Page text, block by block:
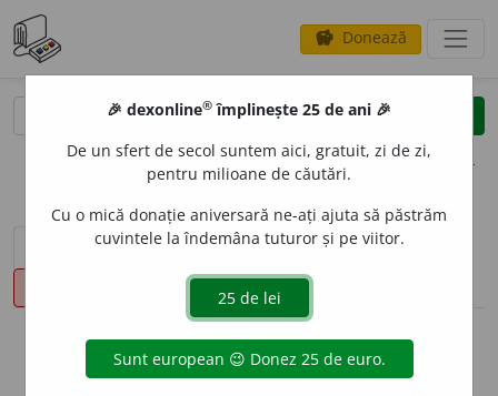
savings Donează
clear
opțiuni
sinteza definițiilor (1) definiții (20)
declinări
Aceste definiții sunt compilate de
echipa dexonline. Definițiile
🎉 dexonline® împlinește 25 de ani 🎉
De un sfert de secol suntem aici, gratuit, zi de zi,
pentru milioane de căutări.
Cu o mică donație aniversară ne-ați ajuta să păstrăm
cuvintele la îndemâna tuturor și pe viitor.